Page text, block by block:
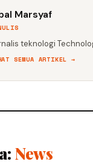
Marsyaf
teknologi
SEMUA ARTIKEL →
News